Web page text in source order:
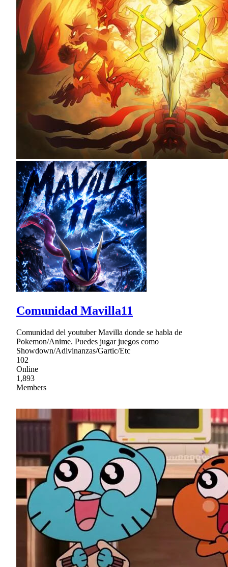
Comunidad Mavilla11
Comunidad del youtuber Mavilla donde se habla de
Pokemon/Anime. Puedes jugar juegos como
Showdown/Adivinanzas/Gartic/Etc
102
Online
1,893
Members